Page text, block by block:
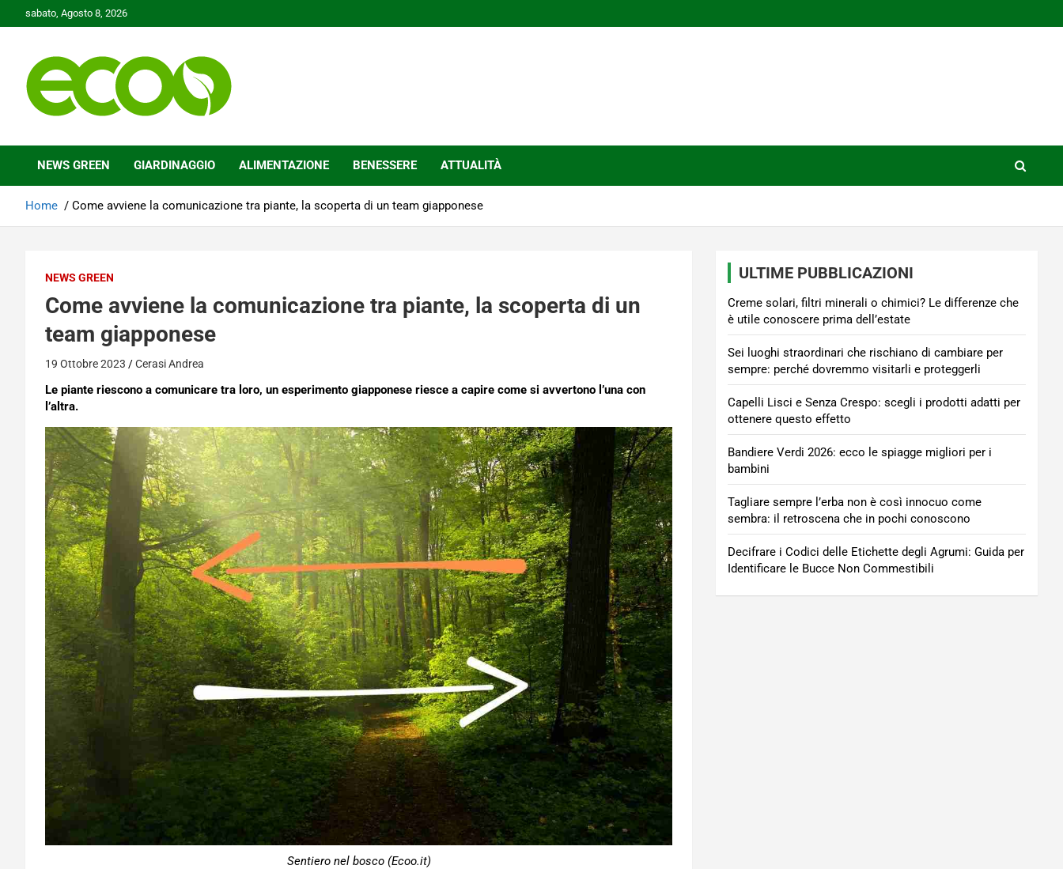
to
sabato, Agosto 8, 2026
Ecoo.it
NEWS GREEN GIARDINAGGIO ALIMENTAZIONE BENESSERE ATTUALITÀ
Home Come avviene la comunicazione tra piante, la scoperta di un team giapponese
NEWS GREEN
Come avviene la comunicazione tra piante, la scoperta di un
team giapponese
19 Ottobre 2023 Cerasi Andrea
Le piante riescono a comunicare tra loro, un esperimento giapponese riesce a capire come si avvertono l’una con
l’altra.
Sentiero nel bosco (Ecoo.it)
ULTIME PUBBLICAZIONI
Creme solari, filtri minerali o chimici? Le differenze che
è utile conoscere prima dell’estate
Sei luoghi straordinari che rischiano di cambiare per
sempre: perché dovremmo visitarli e proteggerli
Capelli Lisci e Senza Crespo: scegli i prodotti adatti per
ottenere questo effetto
Bandiere Verdi 2026: ecco le spiagge migliori per i
bambini
Tagliare sempre l’erba non è così innocuo come
sembra: il retroscena che in pochi conoscono
Decifrare i Codici delle Etichette degli Agrumi: Guida per
Identificare le Bucce Non Commestibili